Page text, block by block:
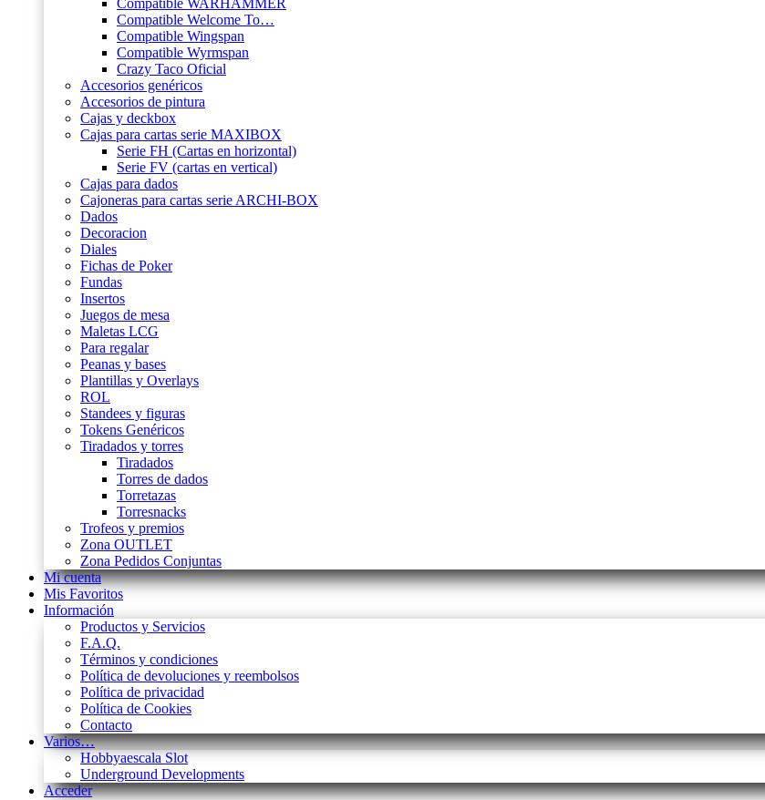
Compatible WARHAMMER
Compatible Welcome To…
Compatible Wingspan
Compatible Wyrmspan
Crazy Taco Oficial
Accesorios genéricos
Accesorios de pintura
Cajas y deckbox
Cajas para cartas serie MAXIBOX
Serie FH (Cartas en horizontal)
Serie FV (cartas en vertical)
Cajas para dados
Cajoneras para cartas serie ARCHI-BOX
Dados
Decoracion
Diales
Fichas de Poker
Fundas
Insertos
Juegos de mesa
Maletas LCG
Para regalar
Peanas y bases
Plantillas y Overlays
ROL
Standees y figuras
Tokens Genéricos
Tiradados y torres
Tiradados
Torres de dados
Torretazas
Torresnacks
Trofeos y premios
Zona OUTLET
Zona Pedidos Conjuntas
Mi cuenta
Mis Favoritos
Información
Productos y Servicios
F.A.Q.
Términos y condiciones
Política de devoluciones y reembolsos
Política de privacidad
Política de Cookies
Contacto
Varios…
Hobbyaescala Slot
Underground Developments
Acceder